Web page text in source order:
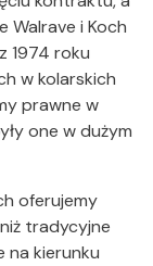
Walrave i Koch
1974 roku
w kolarskich
prawne w
one w dużym
oferujemy
tradycyjne
na kierunku